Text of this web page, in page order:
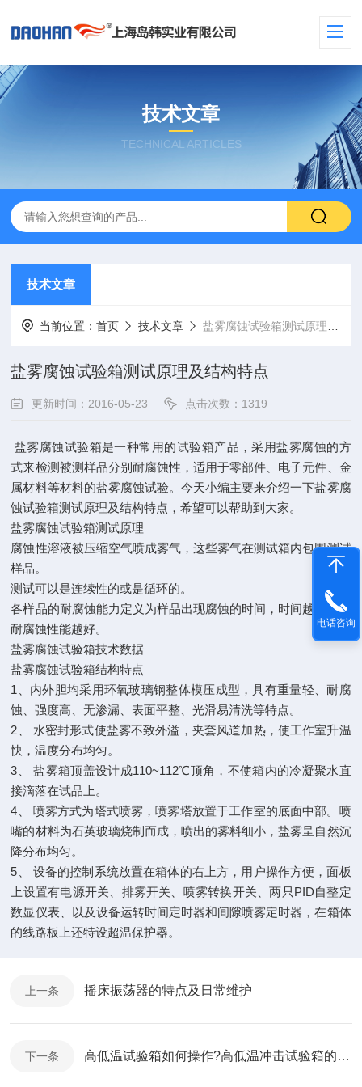
技术文章
TECHNICAL ARTICLES
技术文章
当前位置：首页 技术文章 盐雾腐蚀试验箱测试原理及结构特点
盐雾腐蚀试验箱测试原理及结构特点
更新时间：2016-05-23 点击次数：1319
盐雾腐蚀试验箱是一种常用的试验箱产品，采用盐雾腐蚀的方
式来检测被测样品分别耐腐蚀性，适用于零部件、电子元件、金
属材料等材料的盐雾腐蚀试验。今天小编主要来介绍一下盐雾腐
蚀试验箱测试原理及结构特点，希望可以帮助到大家。
盐雾腐蚀试验箱测试原理
腐蚀性溶液被压缩空气喷成雾气，这些雾气在测试箱内包围测试
样品。
测试可以是连续性的或是循环的。
各样品的耐腐蚀能力定义为样品出现腐蚀的时间，时间越长表明
耐腐蚀性能越好。
盐雾腐蚀试验箱技术数据
盐雾腐蚀试验箱结构特点
1、内外胆均采用环氧玻璃钢整体模压成型，具有重量轻、耐腐
蚀、强度高、无渗漏、表面平整、光滑易清洗等特点。
2、 水密封形式使盐雾不致外溢，夹套风道加热，使工作室升温
快，温度分布均匀。
3、 盐雾箱顶盖设计成110~112℃顶角，不使箱内的冷凝聚水直
接滴落在试品上。
4、 喷雾方式为塔式喷雾，喷雾塔放置于工作室的底面中部。喷
嘴的材料为石英玻璃烧制而成，喷出的雾料细小，盐雾呈自然沉
降分布均匀。
5、 设备的控制系统放置在箱体的右上方，用户操作方便，面板
上设置有电源开关、排雾开关、喷雾转换开关、两只PID自整定
数显仪表、以及设备运转时间定时器和间隙喷雾定时器，在箱体
的线路板上还特设超温保护器。
上一条 摇床振荡器的特点及日常维护
下一条 高低温试验箱如何操作?高低温冲击试验箱的操作程序
电话咨询